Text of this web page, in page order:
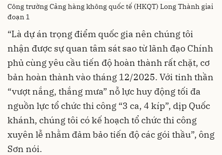
Công trường Cảng hàng không quốc tế (HKQT) Long Thành giai
đoạn 1
“Là dự án trọng điểm quốc gia nên chúng tôi
nhận được sự quan tâm sát sao từ lãnh đạo Chính
phủ cùng yêu cầu tiến độ hoàn thành rất chặt, cơ
bản hoàn thành vào tháng 12/2025. Với tinh thần
“vượt nắng, thắng mưa” nỗ lực huy động tối đa
nguồn lực tổ chức thi công “3 ca, 4 kíp”, dịp Quốc
khánh, chúng tôi có kế hoạch tổ chức thi công
xuyên lễ nhằm đảm bảo tiến độ các gói thầu”, ông
Sơn nói.